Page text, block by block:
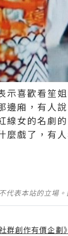
示喜歡看笙
邊廂，有人
線女的名劇
麼戲了，有
代表本站的立場
群創作有價企劃》